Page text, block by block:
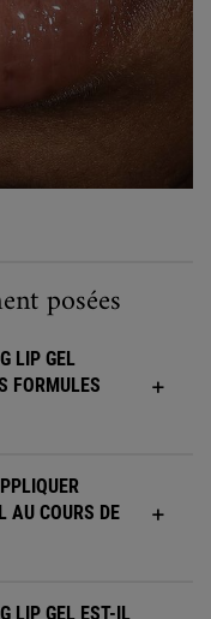
posées
LIP GEL
FORMULES
AU COURS DE
LIP GEL EST-IL